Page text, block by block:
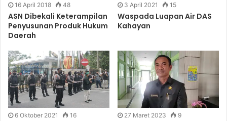
16 April 2018 48
ASN Dibekali Keterampilan
Penyusunan Produk Hukum
Daerah
3 April 2021 15
Waspada Luapan Air DAS
Kahayan
6 Oktober 2021 16 27 Maret 2023 9